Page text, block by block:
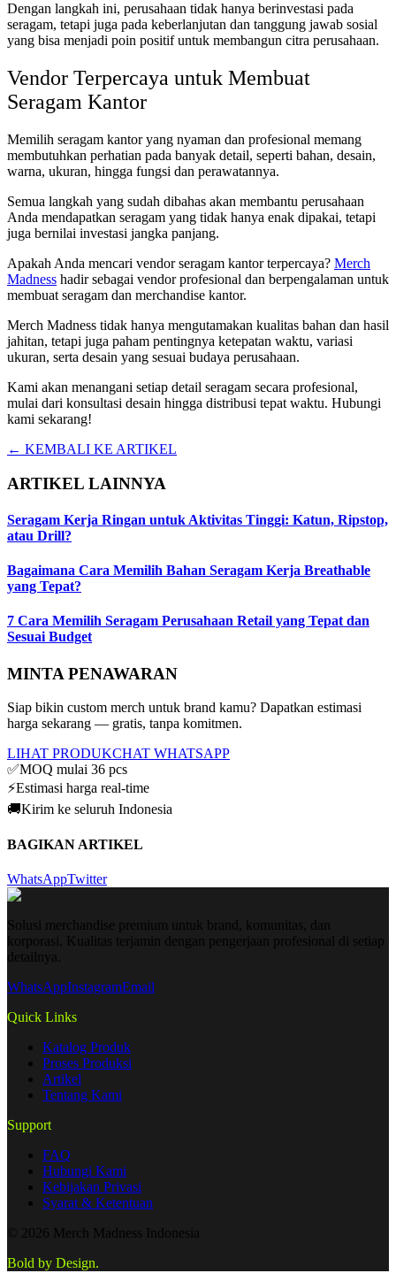
Dengan langkah ini, perusahaan tidak hanya berinvestasi pada
seragam, tetapi juga pada keberlanjutan dan tanggung jawab sosial
yang bisa menjadi poin positif untuk membangun citra perusahaan.
Vendor Terpercaya untuk Membuat
Seragam Kantor
Memilih seragam kantor yang nyaman dan profesional memang
membutuhkan perhatian pada banyak detail, seperti bahan, desain,
warna, ukuran, hingga fungsi dan perawatannya.
Semua langkah yang sudah dibahas akan membantu perusahaan
Anda mendapatkan seragam yang tidak hanya enak dipakai, tetapi
juga bernilai investasi jangka panjang.
Apakah Anda mencari vendor seragam kantor terpercaya? Merch
Madness hadir sebagai vendor profesional dan berpengalaman untuk
membuat seragam dan merchandise kantor.
Merch Madness tidak hanya mengutamakan kualitas bahan dan hasil
jahitan, tetapi juga paham pentingnya ketepatan waktu, variasi
ukuran, serta desain yang sesuai budaya perusahaan.
Kami akan menangani setiap detail seragam secara profesional,
mulai dari konsultasi desain hingga distribusi tepat waktu. Hubungi
kami sekarang!
← KEMBALI KE ARTIKEL
ARTIKEL LAINNYA
Seragam Kerja Ringan untuk Aktivitas Tinggi: Katun, Ripstop,
atau Drill?
Bagaimana Cara Memilih Bahan Seragam Kerja Breathable
yang Tepat?
7 Cara Memilih Seragam Perusahaan Retail yang Tepat dan
Sesuai Budget
MINTA PENAWARAN
Siap bikin custom merch untuk brand kamu? Dapatkan estimasi
harga sekarang — gratis, tanpa komitmen.
LIHAT PRODUKCHAT WHATSAPP
✅MOQ mulai 36 pcs
⚡Estimasi harga real-time
🚚Kirim ke seluruh Indonesia
BAGIKAN ARTIKEL
WhatsAppTwitter
Solusi merchandise premium untuk brand, komunitas, dan
korporasi. Kualitas terjamin dengan pengerjaan profesional di setiap
detailnya.
WhatsAppInstagramEmail
Quick Links
Katalog Produk
Proses Produksi
Artikel
Tentang Kami
Support
FAQ
Hubungi Kami
Kebijakan Privasi
Syarat & Ketentuan
©
2026 Merch Madness Indonesia
Bold by Design.